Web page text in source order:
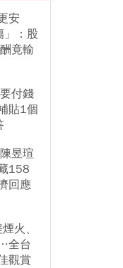
安
」：股
竟輸
付錢
貼1個
昱瑄
158
回應
火、
全台
觀賞